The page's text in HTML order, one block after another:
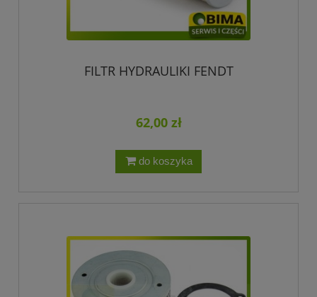
FILTR HYDRAULIKI FENDT
62,00 zł
do koszyka